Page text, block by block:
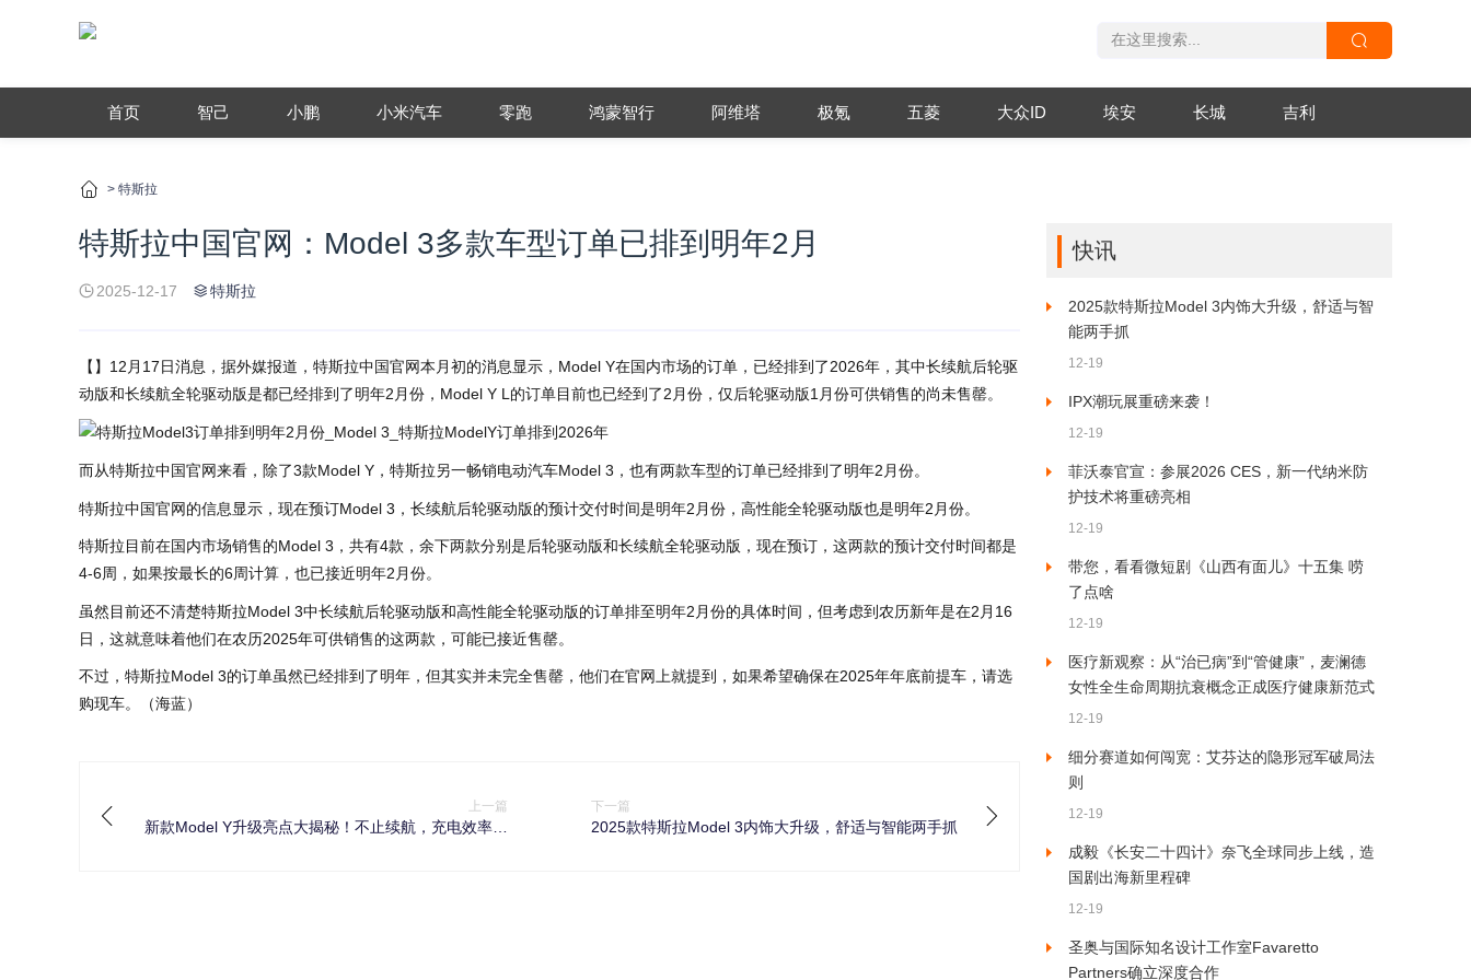
首页 智己 小鹏 小米汽车 零跑 鸿蒙智行 阿维塔 极氪 五菱 大众ID 埃安 长城 吉利
> 特斯拉
特斯拉中国官网：Model 3多款车型订单已排到明年2月
2025-12-17 特斯拉
【】12月17日消息，据外媒报道，特斯拉中国官网本月初的消息显示，Model Y在国内市场的订单，已经排到了2026年，其中长续航后轮驱
动版和长续航全轮驱动版是都已经排到了明年2月份，Model Y L的订单目前也已经到了2月份，仅后轮驱动版1月份可供销售的尚未售罄。
而从特斯拉中国官网来看，除了3款Model Y，特斯拉另一畅销电动汽车Model 3，也有两款车型的订单已经排到了明年2月份。
特斯拉中国官网的信息显示，现在预订Model 3，长续航后轮驱动版的预计交付时间是明年2月份，高性能全轮驱动版也是明年2月份。
特斯拉目前在国内市场销售的Model 3，共有4款，余下两款分别是后轮驱动版和长续航全轮驱动版，现在预订，这两款的预计交付时间都是
4-6周，如果按最长的6周计算，也已接近明年2月份。
虽然目前还不清楚特斯拉Model 3中长续航后轮驱动版和高性能全轮驱动版的订单排至明年2月份的具体时间，但考虑到农历新年是在2月16
日，这就意味着他们在农历2025年可供销售的这两款，可能已接近售罄。
不过，特斯拉Model 3的订单虽然已经排到了明年，但其实并未完全售罄，他们在官网上就提到，如果希望确保在2025年年底前提车，请选
购现车。（海蓝）
上一篇
新款Model Y升级亮点大揭秘！不止续航，充电效率等
下一篇
2025款特斯拉Model 3内饰大升级，舒适与智能两手抓
快讯
2025款特斯拉Model 3内饰大升级，舒适与智
能两手抓
12-19
IPX潮玩展重磅来袭！
12-19
菲沃泰官宣：参展2026 CES，新一代纳米防
护技术将重磅亮相
12-19
带您，看看微短剧《山西有面儿》十五集 唠
了点啥
12-19
医疗新观察：从“治已病”到“管健康”，麦澜德
女性全生命周期抗衰概念正成医疗健康新范式
12-19
细分赛道如何闯宽：艾芬达的隐形冠军破局法
则
12-19
成毅《长安二十四计》奈飞全球同步上线，造
国剧出海新里程碑
12-19
圣奥与国际知名设计工作室Favaretto
Partners确立深度合作